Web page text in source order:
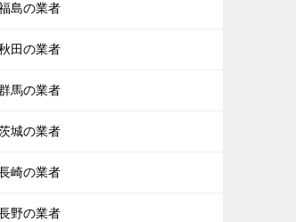
島の業者
田の業者
馬の業者
城の業者
崎の業者
野の業者